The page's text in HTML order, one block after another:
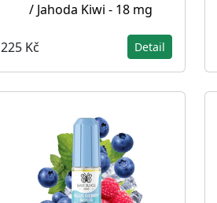
/ Jahoda Kiwi - 18 mg
225 Kč Detail